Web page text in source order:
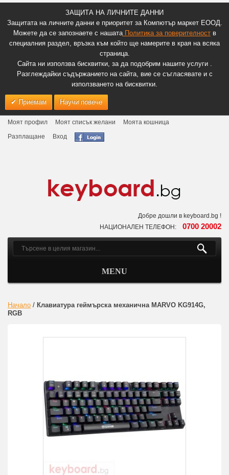
ЗАЩИТА НА ЛИЧНИТЕ ДАННИ
Защитата на личните данни е приоритет за Компютър маркет ЕООД.
Можете да се запознаете с нашатаПолитика за поверителноств
специалния раздел, връзка към който ще намерите в края на всяка
страница.
Сайта ни използва бисквитки, за да подобрим нашите услуги .
Разглеждайки съдържанието на сайта, вие се съгласявате и с
използването на бисквитки.
Приемам Научи повече
Моят профил Моят списък желани
Моята кошница
Разплащане
Вход
Добре дошли в keyboard.bg !
НАЦИОНАЛЕН ТЕЛЕФОН: 0700 20002
MENU
Начало / Клавиатура геймърска механична MARVO KG914G,
RGB